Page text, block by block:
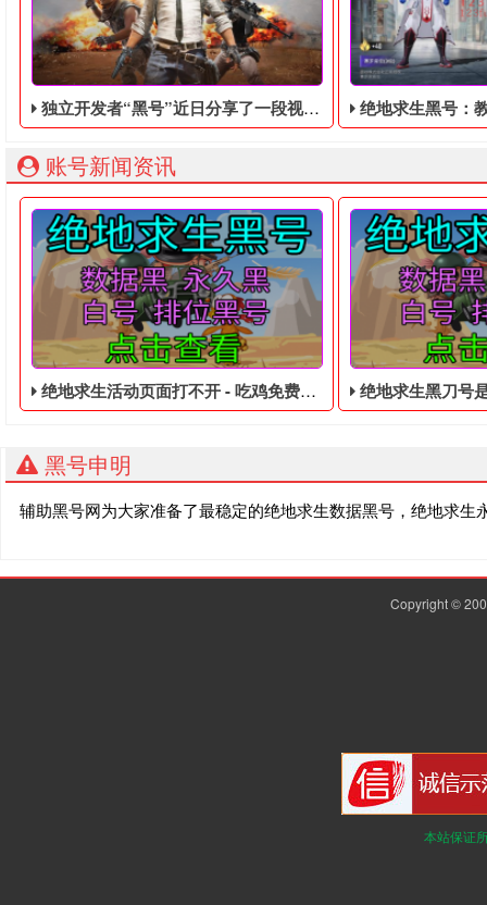
独立开发者“黑号”近日分享了一段视频，展示了他使用虚幻5引擎重制的《绝地求生黑号》场景 绝地求生黑号：教你如果
账号新闻资讯
绝地求生活动页面打不开 - 吃鸡免费的黑号 绝地求生黑刀号是什么
黑号申明
辅助黑号网为大家准备了最稳定的绝地求生数据黑号，绝地求
Copyright ©
本站保证